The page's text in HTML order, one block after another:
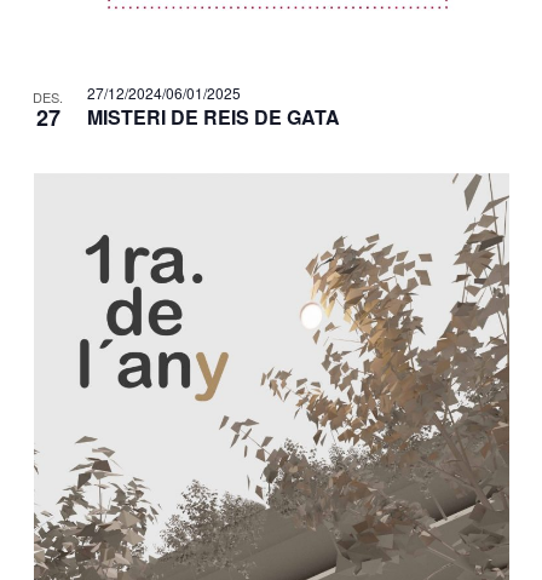
DES.
27 MISTERI DE REIS DE GATA
27/12/2024/06/01/2025